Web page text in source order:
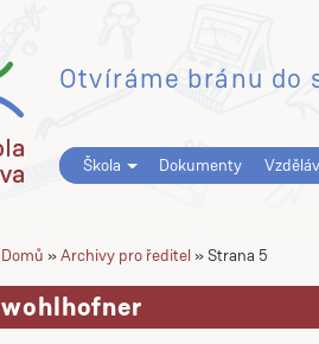
Otvíráme bránu do
Škola Dokumenty
Domů »Archivy pro ředitel»Strana 5
wohlhofner